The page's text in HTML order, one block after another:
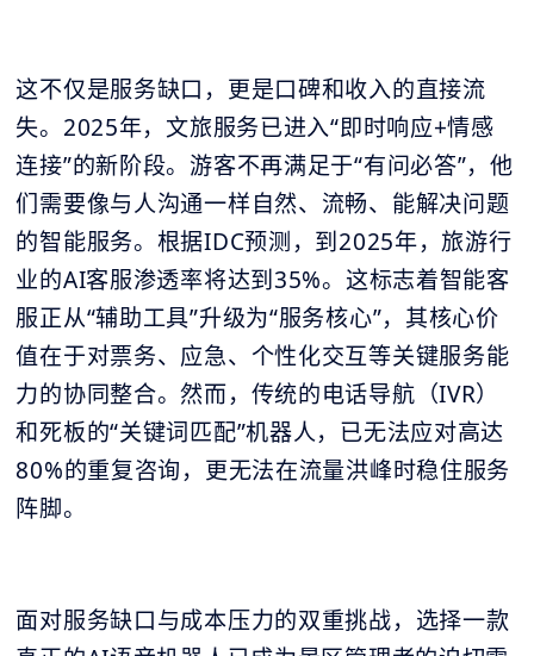
这不仅是服务缺口，更是口碑和收入的直接流
失。2025年，文旅服务已进入“即时响应+情感
连接”的新阶段。游客不再满足于“有问必答”，他
们需要像与人沟通一样自然、流畅、能解决问题
的智能服务。根据IDC预测，到2025年，旅游行
业的AI客服渗透率将达到35%。这标志着智能客
服正从“辅助工具”升级为“服务核心”，其核心价
值在于对票务、应急、个性化交互等关键服务能
力的协同整合。然而，传统的电话导航（IVR）
和死板的“关键词匹配”机器人，已无法应对高达
80%的重复咨询，更无法在流量洪峰时稳住服务
阵脚。
面对服务缺口与成本压力的双重挑战，选择一款